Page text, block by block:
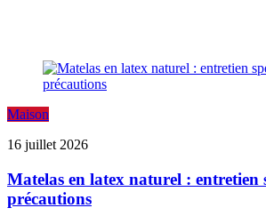
Maison
16 juillet 2026
Matelas en latex naturel : entretien
précautions